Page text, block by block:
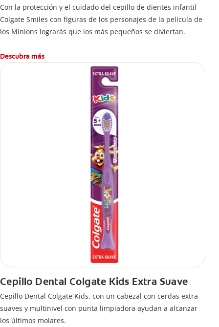
Con la protección y el cuidado del cepillo de dientes infantil
Colgate Smiles con figuras de los personajes de la película de
los Minions lograrás que los más pequeños se diviertan.
Descubra más
Cepillo Dental Colgate Kids Extra Suave
Cepillo Dental Colgate Kids, con un cabezal con cerdas extra
suaves y multinivel con punta limpiadora ayudan a alcanzar
los últimos molares.